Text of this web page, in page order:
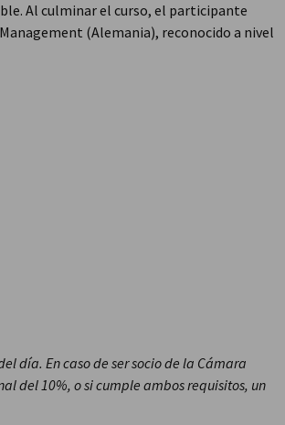
Al culminar el curso, el participante
(Alemania), reconocido a nivel
día. En caso de ser socio de la Cámara
del 10%, o si cumple ambos requisitos, un